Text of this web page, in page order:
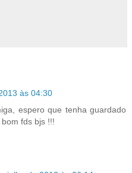
às 04:30
espero que tenha guardado
fds bjs !!!